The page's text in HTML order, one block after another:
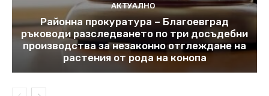
АКТУАЛНО
Районна прокуратура – Благоевград
ръководи разследването по три досъдебни
производства за незаконно отглеждане на
растения от рода на конопа